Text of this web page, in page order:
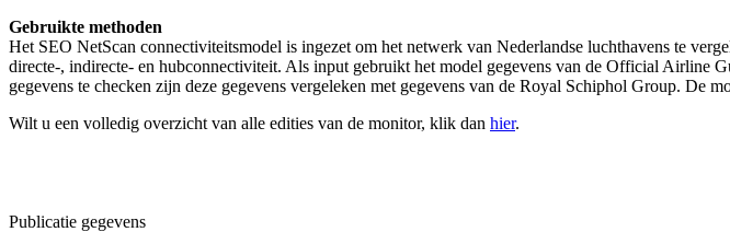
Gebruikte methoden
Het SEO NetScan connectiviteitsmodel is ingezet om het netwerk van Nederlandse luchthavens te
directe-, indirecte- en hubconnectiviteit. Als input gebruikt het model gegevens van de Official Airline
gegevens te checken zijn deze gegevens vergeleken met gegevens van de Royal Schiphol Group. De
Wilt u een volledig overzicht van alle edities van de monitor, klik dan hier.
Publicatie gegevens